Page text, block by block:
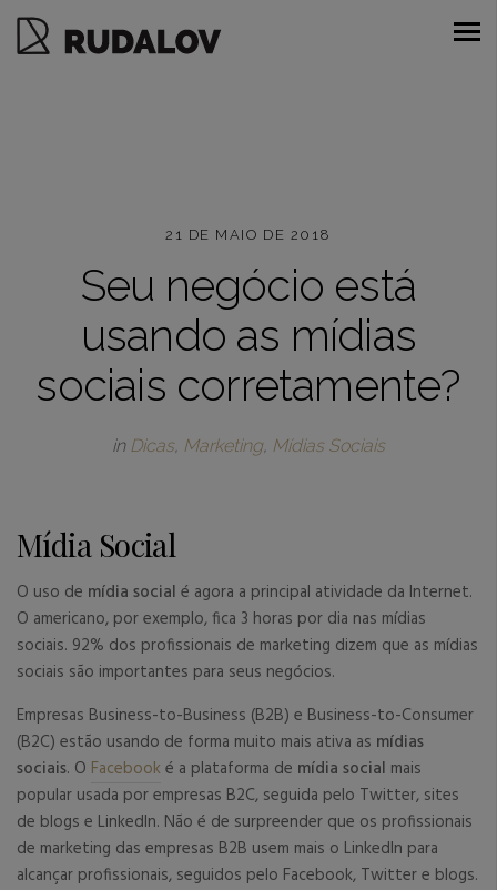
21 DE MAIO DE 2018
Seu negócio está
usando as mídias
sociais corretamente?
in Dicas, Marketing, Mídias Sociais
Mídia Social
O uso de mídia social é agora a principal atividade da Internet.
O americano, por exemplo, fica 3 horas por dia nas mídias
sociais. 92% dos profissionais de marketing dizem que as mídias
sociais são importantes para seus negócios.
Empresas Business-to-Business (B2B) e Business-to-Consumer
(B2C) estão usando de forma muito mais ativa as mídias
sociais. O Facebook é a plataforma de mídia social mais
popular usada por empresas B2C, seguida pelo Twitter, sites
de blogs e LinkedIn. Não é de surpreender que os profissionais
de marketing das empresas B2B usem mais o LinkedIn para
alcançar profissionais, seguidos pelo Facebook, Twitter e blogs.